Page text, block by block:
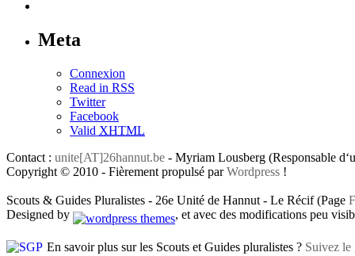
Meta
Connexion
Read in RSS
Twitter
Facebook
Valid XHTML
Contact : unite[AT]26hannut.be - Myriam Lousberg (Responsable
Copyright © 2010 - Fièrement propulsé parWordpress !
Scouts & Guides Pluralistes - 26e Unité de Hannut - Le Récif (Page
Designed by
, et avec des modifications peu
En savoir plus sur les Scouts et Guides pluralistes ? Suivez le